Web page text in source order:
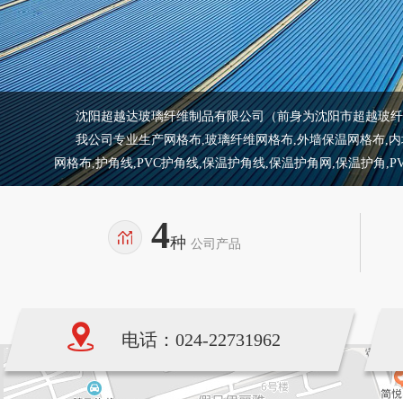
沈阳超越达玻璃纤维制品有限公司（前身为沈阳市超越玻纤
我公司专业生产网格布,玻璃纤维网格布,外墙保温网格布,内
网格布,护角线,PVC护角线,保温护角线,保温护角网,保温护角
4种 公司产品
电话：024-22731962